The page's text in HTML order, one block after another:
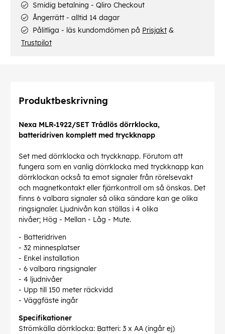
Smidig betalning - Qliro Checkout
Ångerrätt - alltid 14 dagar
Pålitliga - läs kundomdömen på Prisjakt &
Trustpilot
Produktbeskrivning
Nexa MLR-1922/SET Trådlös dörrklocka,
batteridriven komplett med tryckknapp
Set med dörrklocka och tryckknapp. Förutom att
fungera som en vanlig dörrklocka med tryckknapp kan
dörrklockan också ta emot signaler från rörelsevakt
och magnetkontakt eller fjärrkontroll om så önskas. Det
finns 6 valbara signaler så olika sändare kan ge olika
ringsignaler. Ljudnivån kan ställas i 4 olika
nivåer; Hög - Mellan - Låg - Mute.
- Batteridriven
- 32 minnesplatser
- Enkel installation
- 6 valbara ringsignaler
- 4 ljudnivåer
- Upp till 150 meter räckvidd
- Väggfäste ingår
Specifikationer
Strömkälla dörrklocka: Batteri: 3 x AA (ingår ej)